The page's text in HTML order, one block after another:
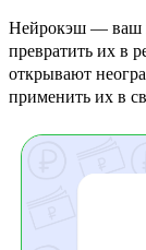
Нейрокэш — ваш шанс освоить технологии будущего и
превратить их в
открывают
применить их в